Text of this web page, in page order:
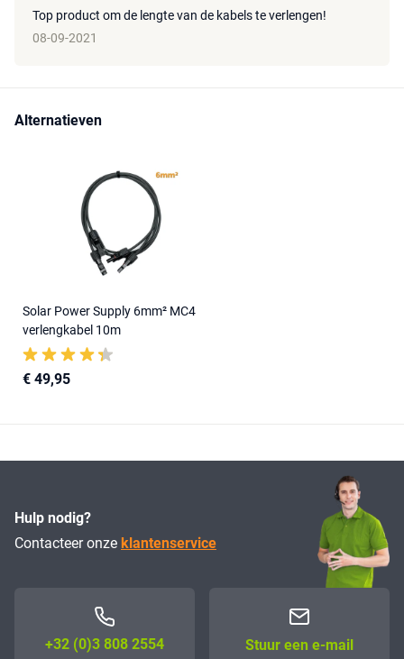
Top product om de lengte van de kabels te verlengen!
08-09-2021
Alternatieven
Solar Power Supply 6mm² MC4
verlengkabel 10m
€ 49,95
Hulp nodig?
Contacteer onze klantenservice
+32 (0)3 808 2554 Stuur een e-mail